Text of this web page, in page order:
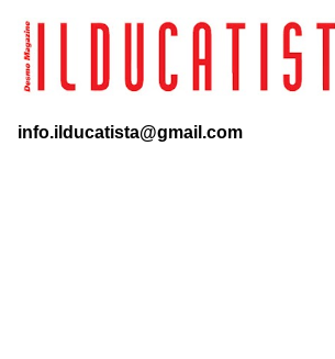
Passa ai contenuti
info.ilducatista@gmail.com